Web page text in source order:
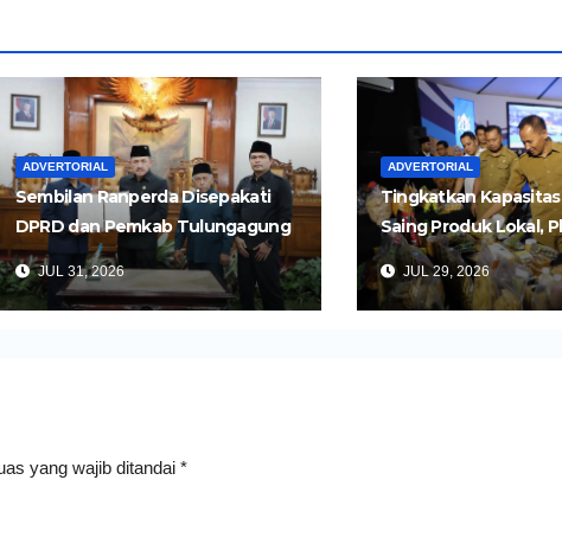
ADVERTORIAL
Sembilan Ranperda Disepakati
DPRD dan Pemkab Tulungagung
Untuk Perkuat Pembangunan
Daerah
JUL 31, 2026
ADVERTORIAL
Tingkatkan
Saing Produk Lokal,
Tulungagung Buka
Impor dan Ekspor
JUL 29, 2026
yang wajib ditandai *